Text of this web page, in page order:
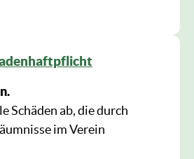
Schäden ab, die durch
im Verein